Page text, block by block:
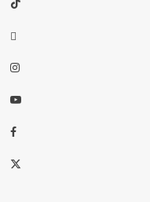
threads
Instagram
Youtube
Facebook
X